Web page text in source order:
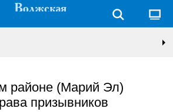
районе (Марий Эл)
призывников